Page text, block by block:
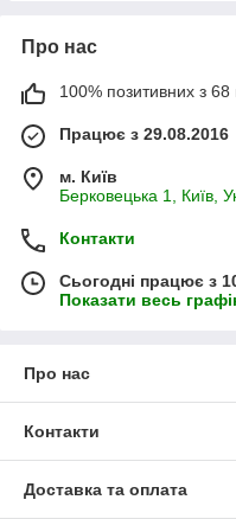
Про нас
100% позитивних з 68
Працює з 29.08.2016
м. Київ
Берковецька 1, Київ,
Контакти
Сьогодні працює з
Показати весь
Про нас
Контакти
Доставка та оплата